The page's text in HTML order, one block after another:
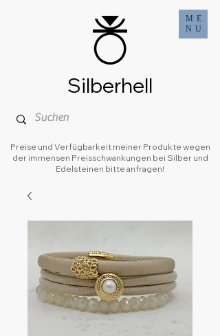
ME
NU
Preise und Verfügbarkeit meiner Produkte wegen
der immensen Preisschwankungen bei Silber und
Edelsteinen bitte anfragen!
Silberhell